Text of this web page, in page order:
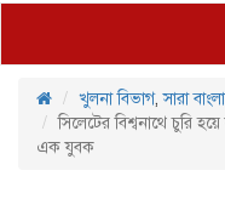
খুলনা বিভাগ,সারা বাংলা
সিলেটের বিশ্বনাথে চুরি
এক যুবক